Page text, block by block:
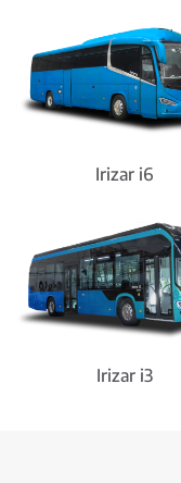
Irizar i6
Irizar i3